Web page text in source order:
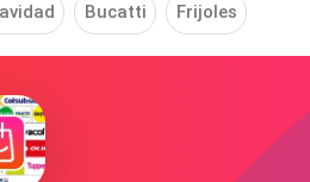
Bucatti Frijoles